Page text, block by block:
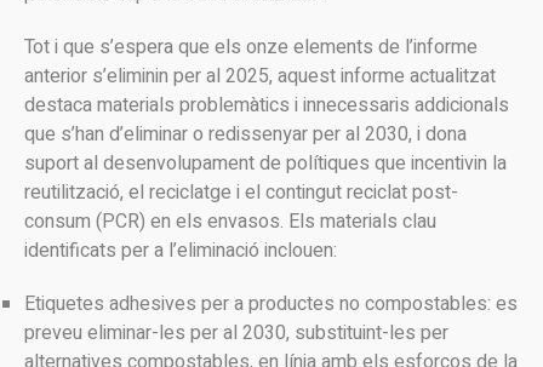
Tot i que s’espera que els onze elements de l’informe
anterior s’eliminin per al 2025, aquest informe actualitzat
destaca materials problemàtics i innecessaris addicionals
que s’han d’eliminar o redissenyar per al 2030, i dona
suport al desenvolupament de polítiques que incentivin la
reutilització, el reciclatge i el contingut reciclat post-
consum (PCR) en els envasos. Els materials clau
identificats per a l’eliminació inclouen:
Etiquetes adhesives per a productes no compostables: es
preveu eliminar-les per al 2030, substituint-les per